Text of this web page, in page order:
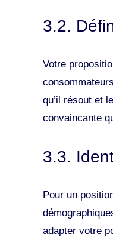
3.2.
Votre
qu’il résout et
convaincante
3.3.
Pour un
adapter votre